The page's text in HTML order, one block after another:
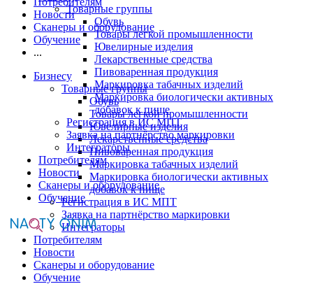
Товарные группы
Обувь
Товары легкой промышленности
Ювелирные изделия
Лекарственные средства
Пивоваренная продукция
Маркировка табачных изделий
Маркировка биологически активных
добавок к пище
Регистрация в ИС МПТ
Заявка на партнёрство маркировки
Интеграторы
Потребителям
Новости
Сканеры и оборудование
Обучение
Новости
Сканеры и оборудование
Обучение
...
Бизнесу
Товарные группы
Обувь
Товары легкой промышленности
Ювелирные изделия
Лекарственные средства
Пивоваренная продукция
Маркировка табачных изделий
Маркировка биологически активных
добавок к пище
Регистрация в ИС МПТ
Заявка на партнёрство маркировки
Интеграторы
Потребителям
Новости
Сканеры и оборудование
Обучение